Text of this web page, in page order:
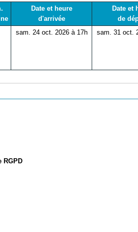
Date et heure
d'arrivée
Date et
de
sam. 24 oct. 2026 à 17h sam. 31 oct.
RGPD